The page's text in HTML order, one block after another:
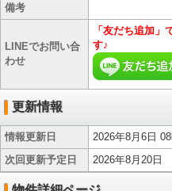
備考
LINEでお問い合
わせ
「友だち追加」
す♪
更新情報
情報更新日
2026年8月6日
次回更新予定日
2026年8月20日